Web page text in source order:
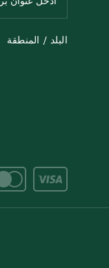
البلد / المنطقة